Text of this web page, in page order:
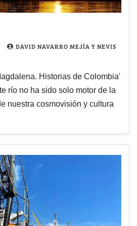
DAVID NAVARRO MEJÍA Y NEVIS
Historias de Colombia'
río no ha sido solo motor de la
nuestra cosmovisión y cultura